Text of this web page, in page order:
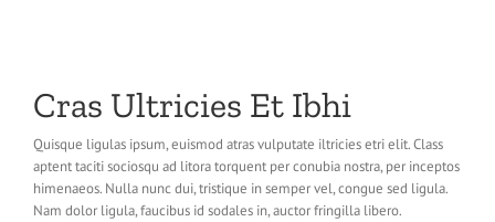
Cras Ultricies Et Ibhi
Quisque ligulas ipsum, euismod atras vulputate iltricies etri elit. Class
aptent taciti sociosqu ad litora torquent per conubia nostra, per inceptos
himenaeos. Nulla nunc dui, tristique in semper vel, congue sed ligula.
Nam dolor ligula, faucibus id sodales in, auctor fringilla libero.